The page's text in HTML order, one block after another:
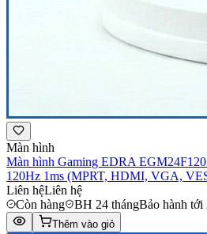
Màn hình
Màn hình Gaming EDRA
120Hz 1ms (MPRT, HDMI, VGA,
Liên hệLiên hệ
Còn hàng
BH 24 thángBảo hành tới
Thêm vào giỏ